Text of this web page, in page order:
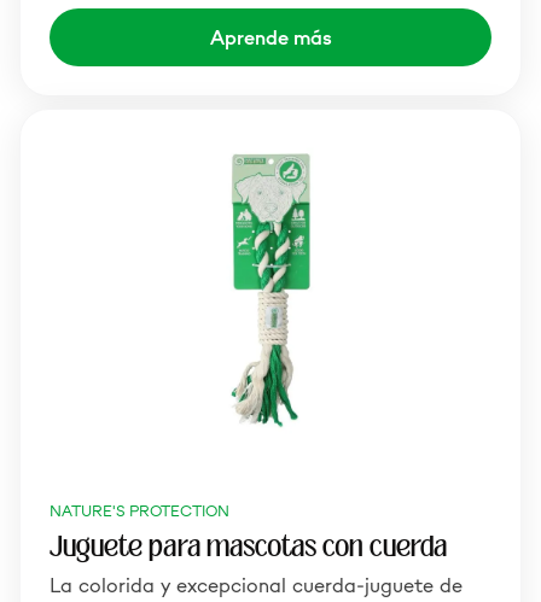
Aprende más
NATURE'S PROTECTION
Juguete para mascotas con cuerda
La colorida y excepcional cuerda-juguete de